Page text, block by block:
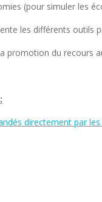
(pour simuler les
les différents outils
promotion du recours
directement par